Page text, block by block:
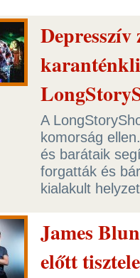
Depresszív
A
komorság
és barátaik
forgatták és
kialakult
James
előtt